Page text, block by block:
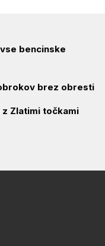
bencinske
brez obresti
Zlatimi točkami